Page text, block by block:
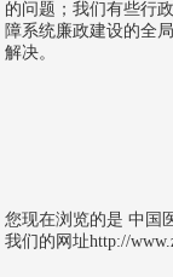
的问题；我们有些行
障系统廉政建设的全
解决。
您现在浏览的是中国
我们的网址http://